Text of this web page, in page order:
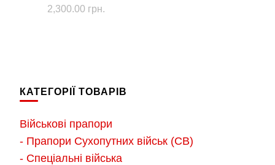
2,300.00 грн.
варіантів.
можна
вибрати
КАТЕГОРІЇ ТОВАРІВ
Військові прапори
- Прапори Сухопутних військ (СВ)
- Спеціальні війська